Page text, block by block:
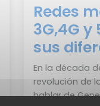
Redes
3G,4G y
sus
En la década
revolución de
hablar de